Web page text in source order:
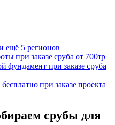
ещё 5 регионов
при заказе сруба от 700тр
фундамент при заказе сруба
при заказе проекта
срубы для